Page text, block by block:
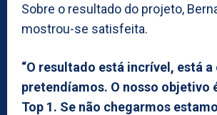
Sobre o resultado do projeto,
mostrou-se satisfeita.
“O resultado está incrível, está
pretendíamos. O nosso objetivo
Top 1. Se não chegarmos